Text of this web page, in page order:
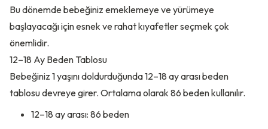
Bu dönemde bebeğiniz emeklemeye ve yürümeye
başlayacağı için esnek ve rahat kıyafetler seçmek çok
önemlidir.
12–18 Ay Beden Tablosu
Bebeğiniz 1 yaşını doldurduğunda 12–18 ay arası beden
tablosu devreye girer. Ortalama olarak 86 beden kullanılır.
12–18 ay arası: 86 beden